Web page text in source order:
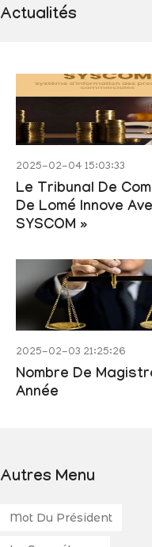
Actualités
2025-02-04 15:03:33
Le Tribunal De
De Lomé Innove
SYSCOM »
2025-02-03 21:25:26
Nombre De
Année
Autres Menu
Mot Du Président